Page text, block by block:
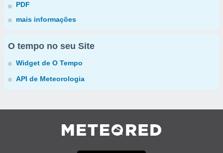
PDF
mais informações
O tempo no seu Site
Widget de O Tempo
API de Meteorologia